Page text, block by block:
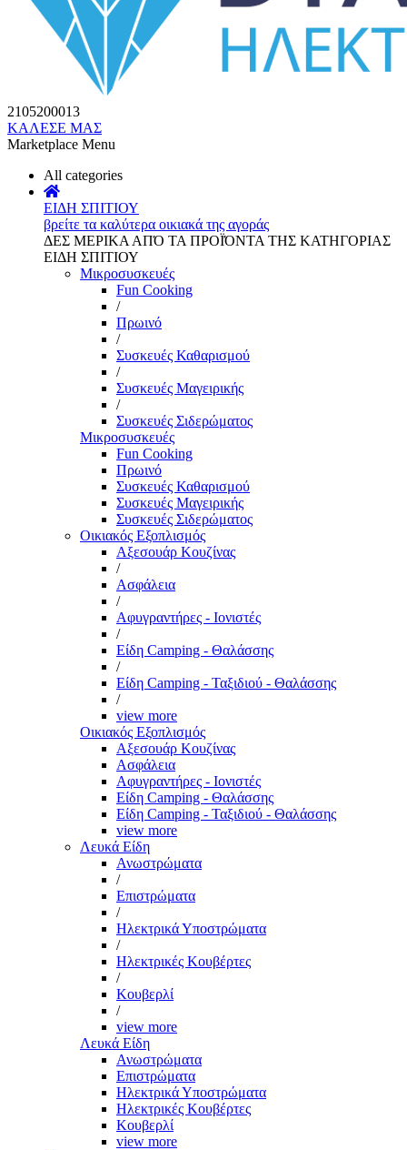
2105200013
ΚΑΛΕΣΕ ΜΑΣ
Marketplace Menu
All categories
ΕΙΔΗ ΣΠΙΤΙΟΥ
βρείτε τα καλύτερα οικιακά της αγοράς
ΔΕΣ ΜΕΡΙΚΑ ΑΠΌ ΤΑ ΠΡΟΪΌΝΤΑ ΤΗΣ ΚΑΤΗΓΟΡΙΑΣ
ΕΙΔΗ ΣΠΙΤΙΟΥ
Μικροσυσκευές
Fun Cooking
/
Πρωινό
/
Συσκευές Καθαρισμού
/
Συσκευές Μαγειρικής
/
Συσκευές Σιδερώματος
Μικροσυσκευές
Fun Cooking
Πρωινό
Συσκευές Καθαρισμού
Συσκευές Μαγειρικής
Συσκευές Σιδερώματος
Οικιακός Εξοπλισμός
Αξεσουάρ Κουζίνας
/
Ασφάλεια
/
Αφυγραντήρες - Ιονιστές
/
Είδη Camping - Θαλάσσης
/
Είδη Camping - Ταξιδιού - Θαλάσσης
/
view more
Οικιακός Εξοπλισμός
Αξεσουάρ Κουζίνας
Ασφάλεια
Αφυγραντήρες - Ιονιστές
Είδη Camping - Θαλάσσης
Είδη Camping - Ταξιδιού - Θαλάσσης
view more
Λευκά Είδη
Ανωστρώματα
/
Επιστρώματα
/
Ηλεκτρικά Υποστρώματα
/
Ηλεκτρικές Κουβέρτες
/
Κουβερλί
/
view more
Λευκά Είδη
Ανωστρώματα
Επιστρώματα
Ηλεκτρικά Υποστρώματα
Ηλεκτρικές Κουβέρτες
Κουβερλί
view more